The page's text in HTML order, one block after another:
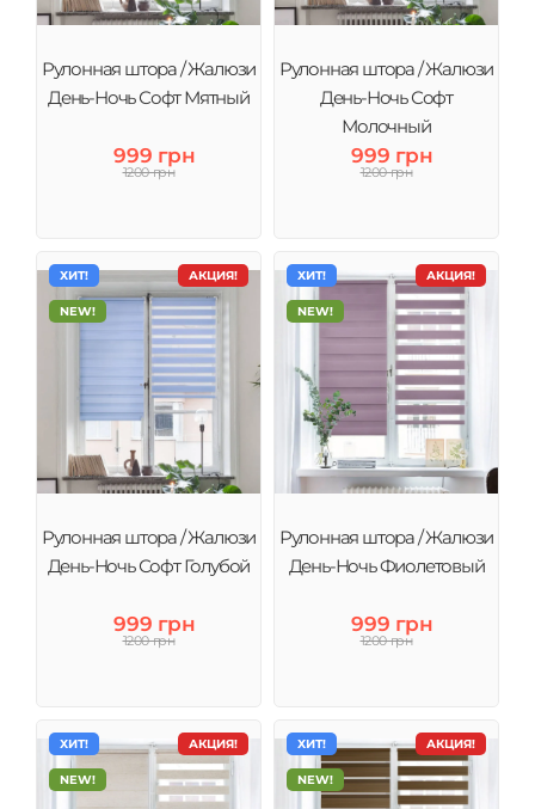
Рулонная штора / Жалюзи
День-Ночь Софт Мятный
999 грн
1200 грн
Рулонная штора / Жалюзи
День-Ночь Софт
Молочный
999 грн
1200 грн
АКЦИЯ!
ХИТ!
NEW!
Рулонная штора / Жалюзи
День-Ночь Софт Голубой
999 грн
1200 грн
АКЦИЯ!
ХИТ!
NEW!
Рулонная штора / Жалюзи
День-Ночь Фиолетовый
999 грн
1200 грн
АКЦИЯ!
ХИТ!
NEW!
АКЦИЯ!
ХИТ!
NEW!